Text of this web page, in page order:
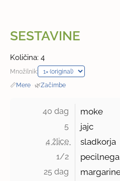
SESTAVINE
Količina: 4
Množilnik:
📏Mere · 🌿Začimbe
40 dag moke
5 jajc
4 žlice sladkorja
1/2
25 dag